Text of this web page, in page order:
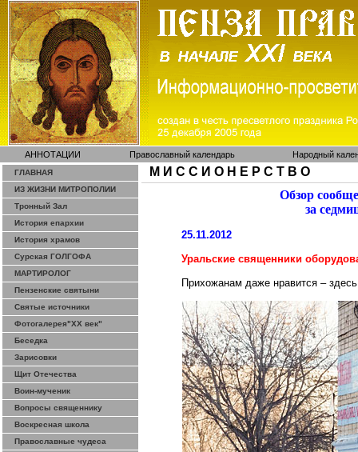
АННОТАЦИИ Православный календарь Народный
ГЛАВНАЯ
ИЗ ЖИЗНИ МИТРОПОЛИИ
Тронный Зал
История епархии
История храмов
Сурская ГОЛГОФА
МАРТИРОЛОГ
Пензенские святыни
Святые источники
Фотогалерея"ХХ век"
Беседка
Зарисовки
Щит Отечества
Воин-мученик
Вопросы священнику
Воскресная школа
Православные чудеса
М И С С И О Н Е Р С Т В О
Обзор
за
25.11.2012
Уральские священники
Прихожанам даже нравится –